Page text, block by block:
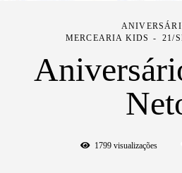
MERCEARIA KIDS
21/
1799visualizações